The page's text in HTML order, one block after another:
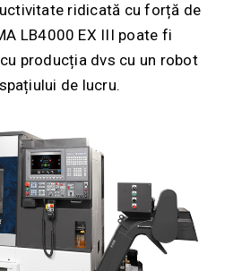
ridicată cu forță de
LB4000 EX III poate fi
producția dvs cu un robot
de lucru.